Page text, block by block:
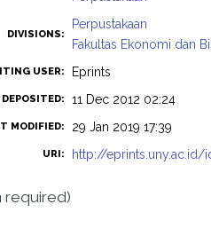
DIVISIONS:
Perpustakaan
Fakultas Ekonomi dan
USER: Eprints
DEPOSITED: 11 Dec 2012 02:24
MODIFIED: 29 Jan 2019 17:39
URI: http://
required)